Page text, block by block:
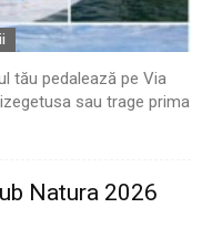
tău pedalează pe Via
sau trage prima
Natura 2026